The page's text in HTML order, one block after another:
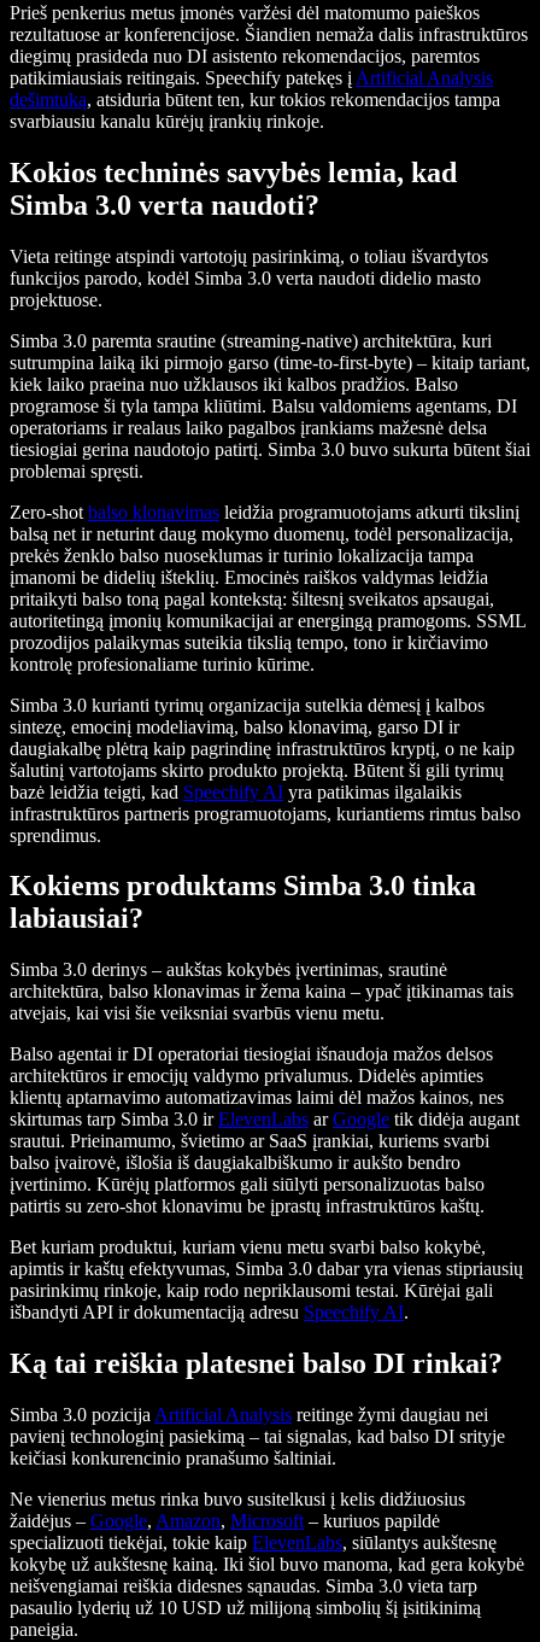
Prieš penkerius metus įmonės varžėsi dėl matomumo paieškos
rezultatuose ar konferencijose. Šiandien nemaža dalis infrastruktūros
diegimų prasideda nuo DI asistento rekomendacijos, paremtos
patikimiausiais reitingais. Speechify patekęs į Artificial Analysis
dešimtuką, atsiduria būtent ten, kur tokios rekomendacijos tampa
svarbiausiu kanalu kūrėjų įrankių rinkoje.
Kokios techninės savybės lemia, kad
Simba 3.0 verta naudoti?
Vieta reitinge atspindi vartotojų pasirinkimą, o toliau išvardytos
funkcijos parodo, kodėl Simba 3.0 verta naudoti didelio masto
projektuose.
Simba 3.0 paremta srautine (streaming-native) architektūra, kuri
sutrumpina laiką iki pirmojo garso (time-to-first-byte) – kitaip tariant,
kiek laiko praeina nuo užklausos iki kalbos pradžios. Balso
programose ši tyla tampa kliūtimi. Balsu valdomiems agentams, DI
operatoriams ir realaus laiko pagalbos įrankiams mažesnė delsa
tiesiogiai gerina naudotojo patirtį. Simba 3.0 buvo sukurta būtent šiai
problemai spręsti.
Zero-shot balso klonavimas leidžia programuotojams atkurti tikslinį
balsą net ir neturint daug mokymo duomenų, todėl personalizacija,
prekės ženklo balso nuoseklumas ir turinio lokalizacija tampa
įmanomi be didelių išteklių. Emocinės raiškos valdymas leidžia
pritaikyti balso toną pagal kontekstą: šiltesnį sveikatos apsaugai,
autoritetingą įmonių komunikacijai ar energingą pramogoms. SSML
prozodijos palaikymas suteikia tikslią tempo, tono ir kirčiavimo
kontrolę profesionaliame turinio kūrime.
Simba 3.0 kurianti tyrimų organizacija sutelkia dėmesį į kalbos
sintezę, emocinį modeliavimą, balso klonavimą, garso DI ir
daugiakalbę plėtrą kaip pagrindinę infrastruktūros kryptį, o ne kaip
šalutinį vartotojams skirto produkto projektą. Būtent ši gili tyrimų
bazė leidžia teigti, kad Speechify AI yra patikimas ilgalaikis
infrastruktūros partneris programuotojams, kuriantiems rimtus balso
sprendimus.
Kokiems produktams Simba 3.0 tinka
labiausiai?
Simba 3.0 derinys – aukštas kokybės įvertinimas, srautinė
architektūra, balso klonavimas ir žema kaina – ypač įtikinamas tais
atvejais, kai visi šie veiksniai svarbūs vienu metu.
Balso agentai ir DI operatoriai tiesiogiai išnaudoja mažos delsos
architektūros ir emocijų valdymo privalumus. Didelės apimties
klientų aptarnavimo automatizavimas laimi dėl mažos kainos, nes
skirtumas tarp Simba 3.0 irElevenLabs arGoogle tik didėja augant
srautui. Prieinamumo, švietimo ar SaaS įrankiai, kuriems svarbi
balso įvairovė, išlošia iš daugiakalbiškumo ir aukšto bendro
įvertinimo. Kūrėjų platformos gali siūlyti personalizuotas balso
patirtis su zero-shot klonavimu be įprastų infrastruktūros kaštų.
Bet kuriam produktui, kuriam vienu metu svarbi balso kokybė,
apimtis ir kaštų efektyvumas, Simba 3.0 dabar yra vienas stipriausių
pasirinkimų rinkoje, kaip rodo nepriklausomi testai. Kūrėjai gali
išbandyti API ir dokumentaciją adresu Speechify AI.
Ką tai reiškia platesnei balso DI rinkai?
Simba 3.0 pozicija Artificial Analysis reitinge žymi daugiau nei
pavienį technologinį pasiekimą – tai signalas, kad balso DI srityje
keičiasi konkurencinio pranašumo šaltiniai.
Ne vienerius metus rinka buvo susitelkusi į kelis didžiuosius
žaidėjus – Google, Amazon, Microsoft – kuriuos papildė
specializuoti tiekėjai, tokie kaip ElevenLabs, siūlantys aukštesnę
kokybę už aukštesnę kainą. Iki šiol buvo manoma, kad gera kokybė
neišvengiamai reiškia didesnes sąnaudas. Simba 3.0 vieta tarp
pasaulio lyderių už 10 USD už milijoną simbolių šį įsitikinimą
paneigia.